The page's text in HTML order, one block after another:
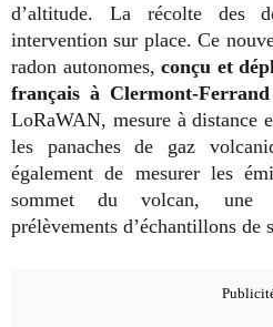
d’altitude. La récolte des
intervention sur place. Ce
radon autonomes,conçu et
français à Clermont-Ferrand
LoRaWAN, mesure à distance
les panaches de gaz
également de mesurer les
sommet du volcan, une
prélèvements d’échantillons de